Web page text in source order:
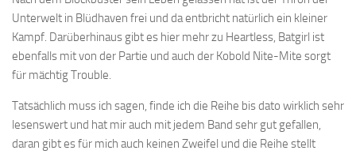
Unterwelt in Blüdhaven frei und da entbricht natürlich ein kleiner
Kampf. Darüberhinaus gibt es hier mehr zu Heartless, Batgirl ist
ebenfalls mit von der Partie und auch der Kobold Nite-Mite sorgt
für mächtig Trouble.
Tatsächlich muss ich sagen, finde ich die Reihe bis dato wirklich sehr
lesenswert und hat mir auch mit jedem Band sehr gut gefallen,
daran gibt es für mich auch keinen Zweifel und die Reihe stellt